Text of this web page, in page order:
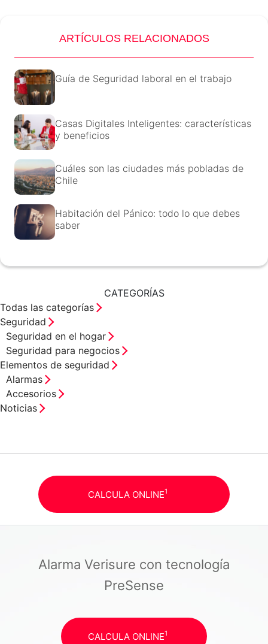
ARTÍCULOS RELACIONADOS
Guía de Seguridad laboral en el trabajo
Casas Digitales Inteligentes: características
y beneficios
Cuáles son las ciudades más pobladas de
Chile
Habitación del Pánico: todo lo que debes
saber
CATEGORÍAS
Todas las categorías
Seguridad
Seguridad en el hogar
Seguridad para negocios
Elementos de seguridad
Alarmas
Accesorios
Noticias
CALCULA ONLINE1
Alarma Verisure con tecnología
PreSense
CALCULA ONLINE1